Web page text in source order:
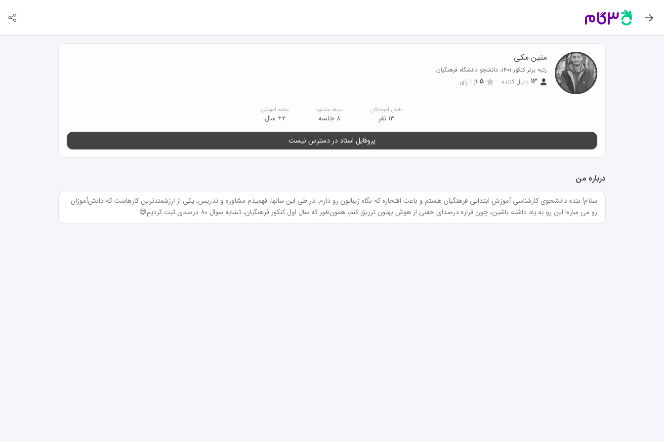
متین مکی
رتبه برتر کنکور ۱۴۰۱، دانشجو دانشگاه فرهنگیان
13 دنبال کننده 5 از 1 رای
دانش آموختگان
13 نفر
سابقه مشاوره
8 جلسه
سابقه آموزشی
2+ سال
پروفایل استاد در دسترس نیست
درباره من
رو می سازه! این رو به یاد داشته باشین، چون قراره درصدای خفنی از هوش بهتون تزریق کنم، همون‌طور که سال اول کنکور فرهنگیان، تشابه سوال ۸۰ درصدی ثبت کردیم😁